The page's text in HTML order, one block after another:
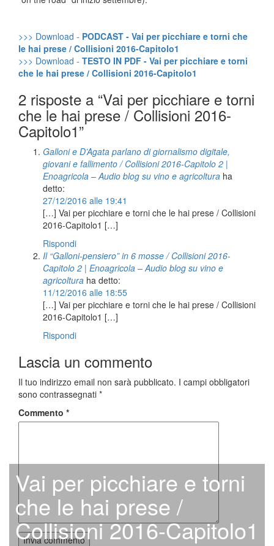
Vai per picchiare e torni
che le hai prese /
Collisioni 2016-Capitolo1
>>> Download - PODCAST - Vai per picchiare e torni che
le hai prese / Collisioni 2016-Capitolo1
>>> Download - TESTO IN PDF - Vai per picchiare e torni
che le hai prese / Collisioni 2016-Capitolo1
2 risposte a “Vai per picchiare e torni
che le hai prese / Collisioni 2016-
Capitolo1”
Galloni e D’Agata parlano di giornalismo digitale,
giovani e fallimento / Collisioni 2016-Capitolo 2 |
Enoagricola – Audio blog su vino e agricoltura ha
detto:
27/12/2016 alle 19:41
[…] Vai per picchiare e torni che le hai prese / Collisioni
2016-Capitolo1 […]
Rispondi
Il “Galloni-pensiero” in 6 mosse / Collisioni 2016-
Capitolo 2 | Enoagricola – Audio blog su vino e
agricoltura ha detto:
11/12/2016 alle 18:55
[…] Vai per picchiare e torni che le hai prese / Collisioni
2016-Capitolo1 […]
Rispondi
Lascia un commento
Il tuo indirizzo email non sarà pubblicato. I campi obbligatori
sono contrassegnati *
Commento *